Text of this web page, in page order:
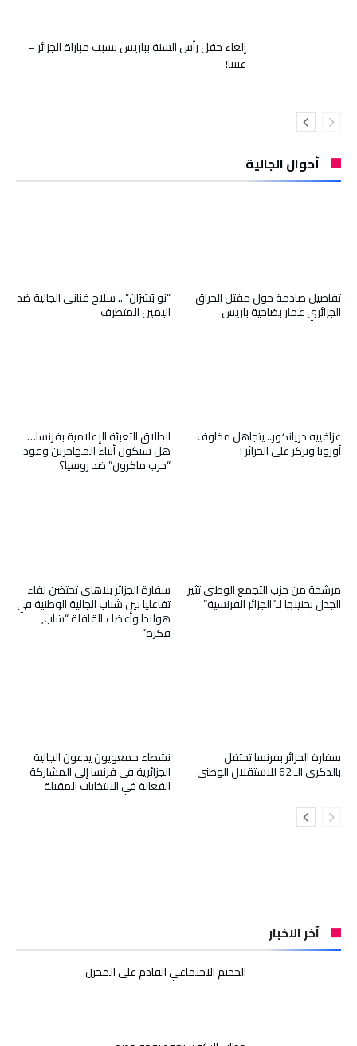
إلغاء حفل رأس السنة بباريس بسبب مباراة الجزائر –
غينيا!
أحوال الجالية
“نو بَسَرَان” .. سلاح فناني الجالية ضد
اليمين المتطرف
تفاصيل صادمة حول مقتل الحراق
الجزائري عمار بضاحية باريس
انطلاق التعبئة الإعلامية بفرنسا…
هل سيكون أبناء المهاجرين وقود
“حرب ماكرون” ضد روسيا؟
غزافييه دريانكور.. يتجاهل مخاوف
أوروبا ويركز على الجزائر !
سفارة الجزائر بلاهاي تحتضن لقاء
تفاعليا بين شباب الجالية الوطنية في
هولندا وأعضاء القافلة “شاب,
فكرة”
مرشحة من حزب التجمع الوطني تثير
الجدل بحنينها لـ”الجزائر الفرنسية”
نشطاء جمعويون يدعون الجالية
الجزائرية في فرنسا إلى المشاركة
الفعالة في الانتخابات المقبلة
سفارة الجزائر بفرنسا تحتفل
بالذكرى الـ 62 للاستقلال الوطني
آخر الاخبار
الجحيم الاجتماعي القادم على المخزن